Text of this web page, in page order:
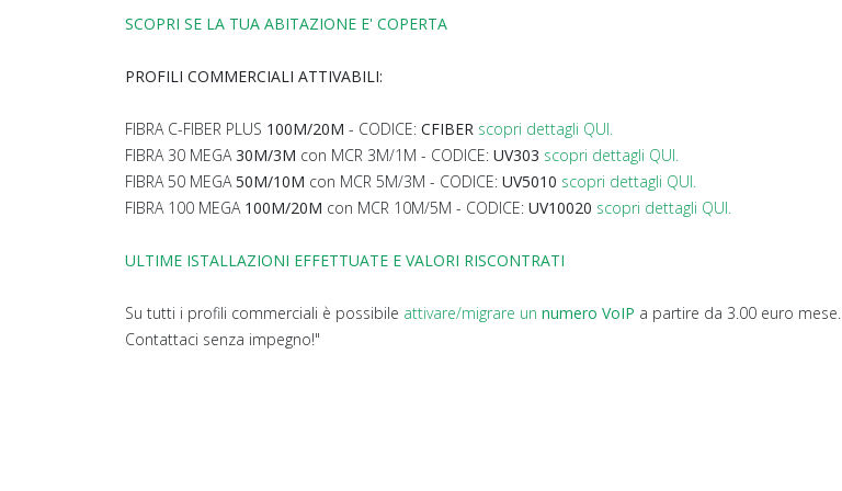
SCOPRI SE LA TUA ABITAZIONE E' COPERTA
PROFILI COMMERCIALI ATTIVABILI:
FIBRA C-FIBER PLUS 100M/20M - CODICE: CFIBER scopri dettagli QUI.
FIBRA 30 MEGA30M/3M con MCR 3M/1M - CODICE: UV303 scopri dettagli QUI.
FIBRA 50 MEGA50M/10M con MCR 5M/3M - CODICE: UV5010 scopri dettagli QUI.
FIBRA 100 MEGA 100M/20M con MCR 10M/5M - CODICE: UV10020 scopri dettagli QUI.
ULTIME ISTALLAZIONI EFFETTUATE E VALORI RISCONTRATI
Su tutti i profili commerciali è possibile attivare/migrare un numero VoIP a partire da 3.00 euro mese.
Contattaci senza impegno!"